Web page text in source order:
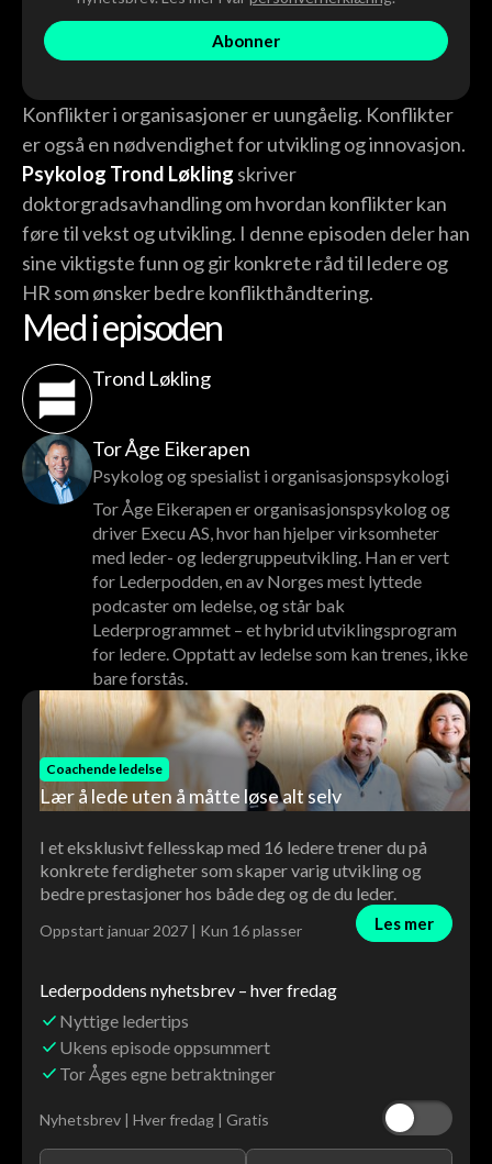
Konflikter i organisasjoner er uungåelig. Konflikter
er også en nødvendighet for utvikling og innovasjon.
Psykolog Trond Løkling skriver
doktorgradsavhandling om hvordan konflikter kan
føre til vekst og utvikling. I denne episoden deler han
sine viktigste funn og gir konkrete råd til ledere og
HR som ønsker bedre konflikthåndtering.
Med i episoden
Trond Løkling
Tor Åge Eikerapen
Psykolog og spesialist i organisasjonspsykologi
Tor Åge Eikerapen er organisasjonspsykolog og
driver Execu AS, hvor han hjelper virksomheter
med leder- og ledergruppeutvikling. Han er vert
for Lederpodden, en av Norges mest lyttede
podcaster om ledelse, og står bak
Lederprogrammet – et hybrid utviklingsprogram
for ledere. Opptatt av ledelse som kan trenes, ikke
bare forstås.
Lederpoddens nyhetsbrev – hver fredag
Nyttige ledertips
Ukens episode oppsummert
Tor Åges egne betraktninger
Nyhetsbrev | Hver fredag | Gratis
Coachende ledelse
Lær å lede uten å måtte løse alt selv
I et eksklusivt fellesskap med 16 ledere trener du på
konkrete ferdigheter som skaper varig utvikling og
bedre prestasjoner hos både deg og de du leder.
Oppstart januar 2027 | Kun 16 plasser Les mer